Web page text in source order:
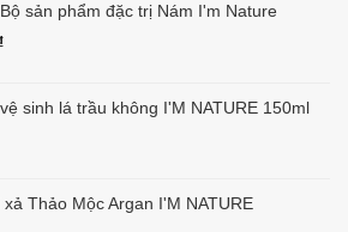
sản phẩm đặc trị Nám I'm Nature
sinh lá trầu không I'M NATURE 150ml
xả Thảo Mộc Argan I'M NATURE